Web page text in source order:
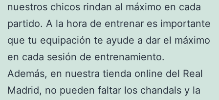
nuestros chicos rindan al máximo en cada
partido. A la hora de entrenar es importante
que tu equipación te ayude a dar el máximo
en cada sesión de entrenamiento.
Además, en nuestra tienda online del Real
Madrid, no pueden faltar los chandals y la